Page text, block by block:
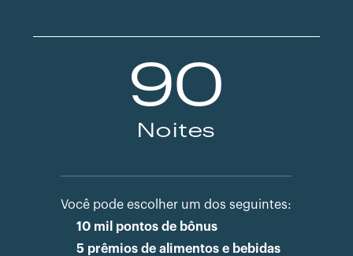
90
Noites
Você pode escolher um dos seguintes:
10 mil pontos de bônus
5 prêmios de alimentos e bebidas